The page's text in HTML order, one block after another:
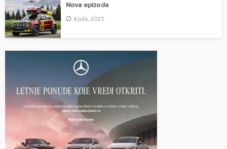
Nova epizoda
6 jula, 2025